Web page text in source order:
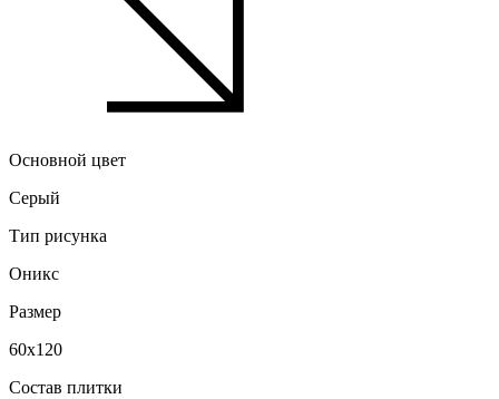
Основной цвет
Серый
Тип рисунка
Оникс
Размер
60x120
Состав плитки